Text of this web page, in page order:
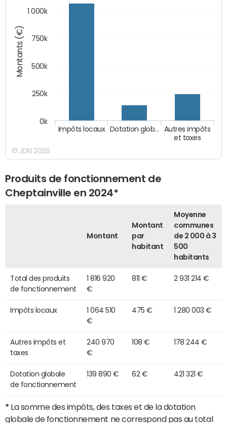
Montants (€)
Autres impôts
et taxes
Dotation glob…
Impôts locaux
0k
250k
500k
750k
1 000k
© JDN 2026
Produits de fonctionnement de
Cheptainville en 2024*
Montant
Montant
par
habitant
Moyenne
communes
de 2 000 à 3
500
habitants
Total des produits
de fonctionnement
1 816 920
€
811 € 2 931 214 €
Impôts locaux
1 064 510
€
475 € 1 280 003 €
Autres impôts et
taxes
240 970
€
108 € 178 244 €
Dotation globale
de fonctionnement
139 890 € 62 € 421 321 €
* La somme des impôts, des taxes et de la dotation
globale de fonctionnement ne correspond pas au total